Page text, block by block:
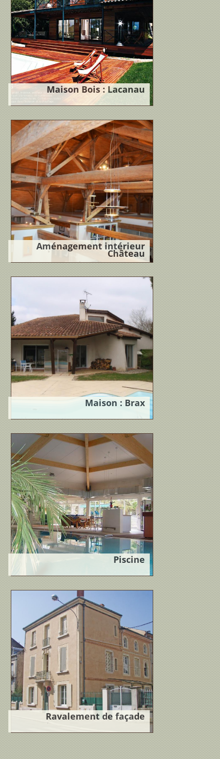
Maison Bois : Lacanau
FranceProgramme : Maison ossature
boisMaître...Lire la suite
Aménagement intérieur
Château
Programme : Aménagement des
Lire la suite
Maison : Brax
FranceProgramme : Villa T5 + sous-
solMaître...
Lire la suite
Piscine
FranceProgramme : Construction
d'une piscine + spa couvert avec
unecharpente bois.Maître...Lire la
suite
Ravalement de façade